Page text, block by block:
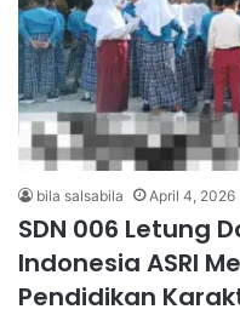
bila salsabila April 4, 2026
SDN 006 Letung
Indonesia ASRI
Pendidikan